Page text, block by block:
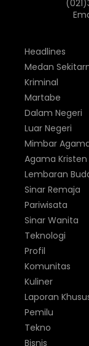
Headlines
Medan
Kriminal
Martabe
Dalam Negeri
Luar Negeri
Mimbar
Agama Kristen
Lembaran
Sinar Remaja
Pariwisata
Sinar Wanita
Teknologi
Profil
Komunitas
Kuliner
Laporan
Pemilu
Tekno
Bisnis